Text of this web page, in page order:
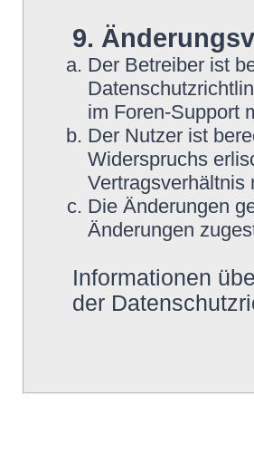
9.
Der Betreiber ist
im Foren-Support
Der Nutzer ist
Widerspruchs
Vertragsverhältnis
Die Änderungen
Änderungen
Informationen
der